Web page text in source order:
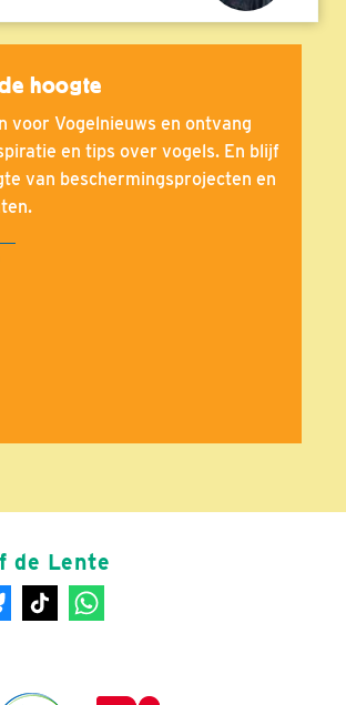
hoogte
voor Vogelnieuws en ontvang
en tips over vogels. En blijf
van beschermingsprojecten en
de Lente